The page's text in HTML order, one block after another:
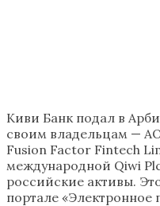
Киви Банк подал в
своим владельцам —
Fusion Factor Fintech
международной Qiwi
российские активы.
портале «Электронное